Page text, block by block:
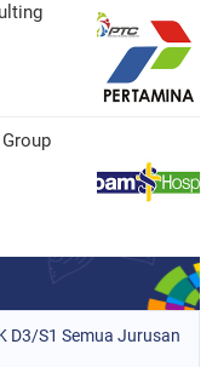
D3/S1 Semua Jurusan